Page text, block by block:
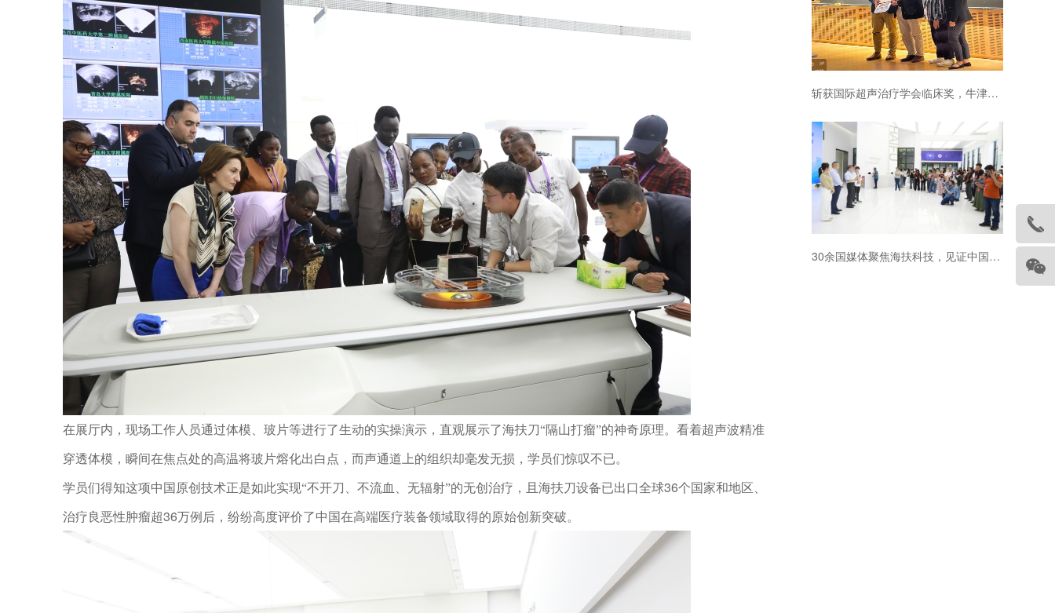
在展厅内，现场工作人员通过体模、玻片等进行了生动的实操演示，直观展示了海扶刀“隔山打瘤”的神奇原理。看着超声波精准
穿透体模 ，瞬间在焦点处的高温将玻片熔化出白点，而声通道上的组织却毫发无损， 学员们惊叹不已。
学员们得知这项中国原创技术正是如此实现“不开刀、不流血、无辐射”的无创治疗，且海扶刀设备已出口全球36个国家和地区、
治疗良恶性肿瘤超36万例后，纷纷高度评价了中国在高端医疗装备领域取得的原始创新突破。
斩获国际超声治疗学会临床奖，牛津大学三度引进海扶刀设备
30余国媒体聚焦海扶科技，见证中国原创技术普惠全球